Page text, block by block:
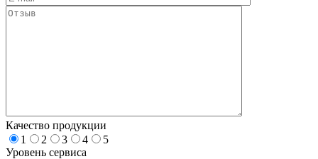
Качество продукции
1
2 3 4
5
Уровень сервиса